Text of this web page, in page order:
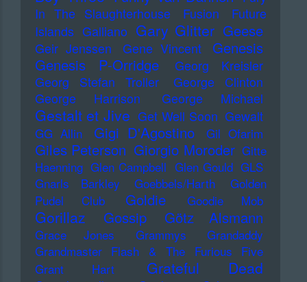
In The Slaughterhouse
Fusion
Future
Islands Galliano Gary Glitter Geese
Geir Jenssen Gene Vincent
Genesis
Genesis P-Orridge
Georg Kreisler
Georg Stefan Troller
George Clinton
George Harrison
George Michael
Gestalt et Jive Get Well Soon Gewalt
GG Allin
Gigi D'Agostino Gil Ofarim
Giles Peterson Giorgio Moroder Gitte
Haenning Glen Campbell Glen Gould GLS
Gnarls Barkley
Goebbels/Harth
Golden
Pudel Club
Goldie Goodie Mob
Gorillaz Gossip Götz Alsmann
Grace Jones Grammys
Grandaddy
Grandmaster Flash & The Furious Five
Grant Hart
Grateful Dead